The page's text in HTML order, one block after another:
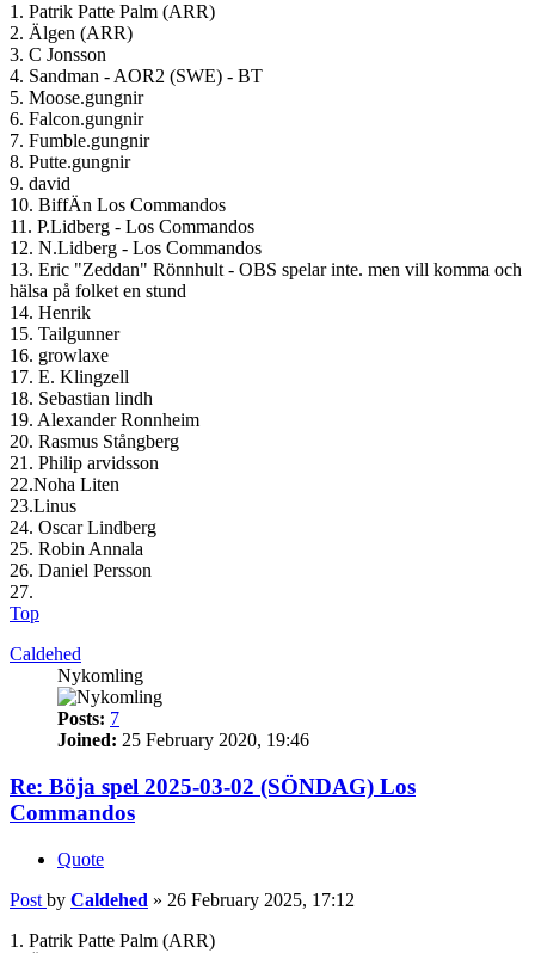
1. Patrik Patte Palm (ARR)
2. Älgen (ARR)
3. C Jonsson
4. Sandman - AOR2 (SWE) - BT
5. Moose.gungnir
6. Falcon.gungnir
7. Fumble.gungnir
8. Putte.gungnir
9. david
10. BiffÄn Los Commandos
11. P.Lidberg - Los Commandos
12. N.Lidberg - Los Commandos
13. Eric "Zeddan" Rönnhult - OBS spelar inte. men vill komma och
hälsa på folket en stund
14. Henrik
15. Tailgunner
16. growlaxe
17. E. Klingzell
18. Sebastian lindh
19. Alexander Ronnheim
20. Rasmus Stångberg
21. Philip arvidsson
22.Noha Liten
23.Linus
24. Oscar Lindberg
25. Robin Annala
26. Daniel Persson
27.
Top
Caldehed
Nykomling
Posts: 7
Joined: 25 February 2020, 19:46
Re: Böja spel 2025-03-02 (SÖNDAG) Los
Commandos
Quote
Post by Caldehed » 26 February 2025, 17:12
1. Patrik Patte Palm (ARR)